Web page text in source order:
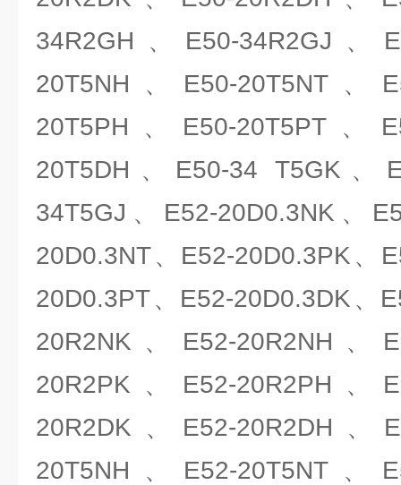
34R2GH、E50-34R2GJ、
20T5NH、E50-20T5NT、
20T5PH、E50-20T5PT、
20T5DH、E50-34 T5GK、
34T5GJ、E52-20D0.3NK、
20D0.3NT、E52-20D0.3PK、
20D0.3PT、E52-20D0.3DK、
20R2NK、E52-20R2NH、
20R2PK、E52-20R2PH、
20R2DK、E52-20R2DH、
20T5NH、E52-20T5NT、